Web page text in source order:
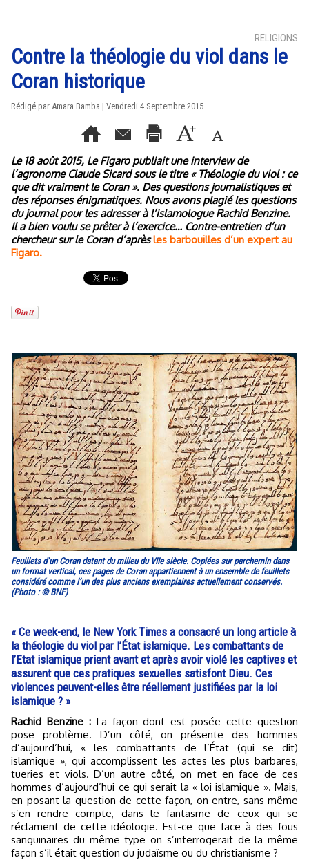
RELIGIONS
Contre la théologie du viol dans le
Coran historique
Rédigé par Amara Bamba | Vendredi 4 Septembre 2015
Le 18 août 2015, Le Figaro publiait une interview de
l’agronome Claude Sicard sous le titre « Théologie du viol : ce
que dit vraiment le Coran ». Des questions journalistiques et
des réponses énigmatiques. Nous avons plagié les questions
du journal pour les adresser à l’islamologue Rachid Benzine.
Il a bien voulu se prêter à l’exercice… Contre-entretien d’un
chercheur sur le Coran d’aprèsles barbouilles d’un expert au
Figaro.
Feuillets d’un Coran datant du milieu du VIIe siècle. Copiées sur parchemin dans
un format vertical, ces pages de Coran appartiennent à un ensemble de feuillets
considéré comme l’un des plus anciens exemplaires actuellement conservés.
(Photo : © BNF)
« Ce week-end, le New York Times a consacré un long article à
la théologie du viol par l’État islamique. Les combattants de
l’Etat islamique prient avant et après avoir violé les captives et
assurent que ces pratiques sexuelles satisfont Dieu. Ces
violences peuvent-elles être réellement justifiées par la loi
islamique ? »
Rachid Benzine :La façon dont est posée cette question
pose problème. D’un côté, on présente des hommes
d’aujourd’hui, « les combattants de l’État (qui se dit)
islamique », qui accomplissent les actes les plus barbares,
tueries et viols. D’un autre côté, on met en face de ces
hommes d’aujourd’hui ce qui serait la « loi islamique ». Mais,
en posant la question de cette façon, on entre, sans même
s’en rendre compte, dans le fantasme de ceux qui se
réclament de cette idéologie. Est-ce que face à des fous
sanguinaires du même type on s’interrogerait de la même
façon s’il était question du judaïsme ou du christianisme ?